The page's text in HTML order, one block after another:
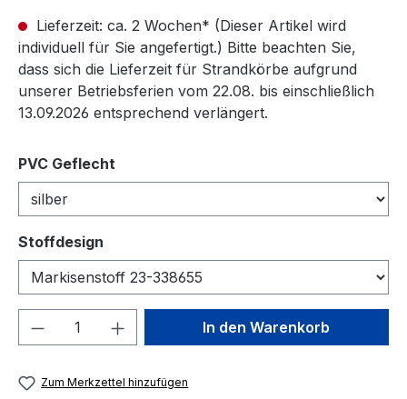
Lieferzeit: ca. 2 Wochen* (Dieser Artikel wird
individuell für Sie angefertigt.) Bitte beachten Sie,
dass sich die Lieferzeit für Strandkörbe aufgrund
unserer Betriebsferien vom 22.08. bis einschließlich
13.09.2026 entsprechend verlängert.
PVC Geflecht
Stoffdesign
Produkt Anzahl: Gib denIn den Warenkorb
Zum Merkzettel hinzufügen